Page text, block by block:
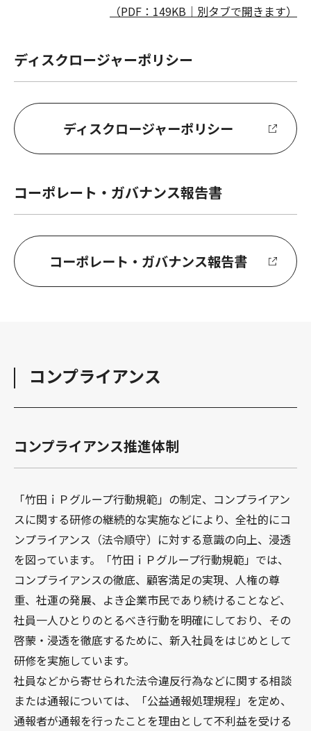
（PDF：149KB｜別タブで開きます）
ディスクロージャーポリシー
ディスクロージャーポリシー
コーポレート・ガバナンス報告書
コーポレート・ガバナンス報告書
コンプライアンス
コンプライアンス推進体制
「竹田ｉＰグループ行動規範」の制定、コンプライアン
スに関する研修の継続的な実施などにより、全社的にコ
ンプライアンス（法令順守）に対する意識の向上、浸透
を図っています。「竹田ｉＰグループ行動規範」では、
コンプライアンスの徹底、顧客満足の実現、人権の尊
重、社運の発展、よき企業市民であり続けることなど、
社員一人ひとりのとるべき行動を明確にしており、その
啓蒙・浸透を徹底するために、新入社員をはじめとして
研修を実施しています。
社員などから寄せられた法令違反行為などに関する相談
または通報については、「公益通報処理規程」を定め、
通報者が通報を行ったことを理由として不利益を受ける